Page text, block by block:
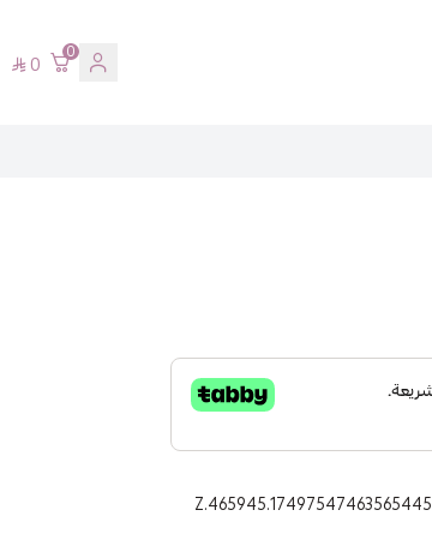
0
0
Z.465945.17497547463565445